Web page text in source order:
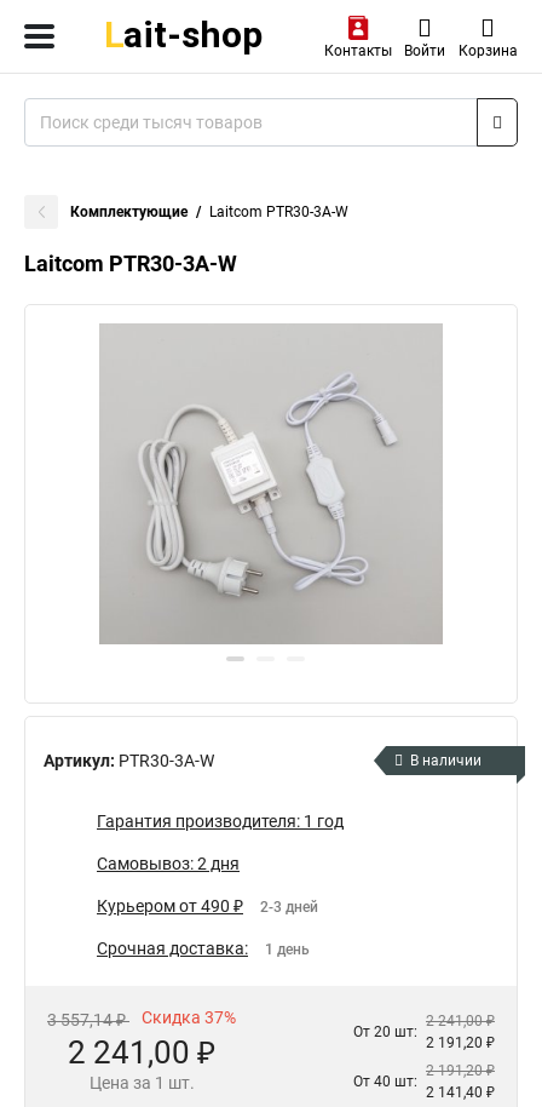
Контакты Войти Корзина
Комплектующие Laitcom PTR30-3A-W
Laitcom PTR30-3A-W
Артикул: PTR30-3A-W В наличии
Гарантия производителя: 1 год
Самовывоз: 2 дня
Курьером от 490 ₽ 2-3 дней
Срочная доставка: 1 день
3 557,14 ₽ Скидка 37%
2 241,00 ₽
Цена за 1 шт.
От 20 шт:
2 241,00 ₽
2 191,20 ₽
От 40 шт:
2 191,20 ₽
2 141,40 ₽